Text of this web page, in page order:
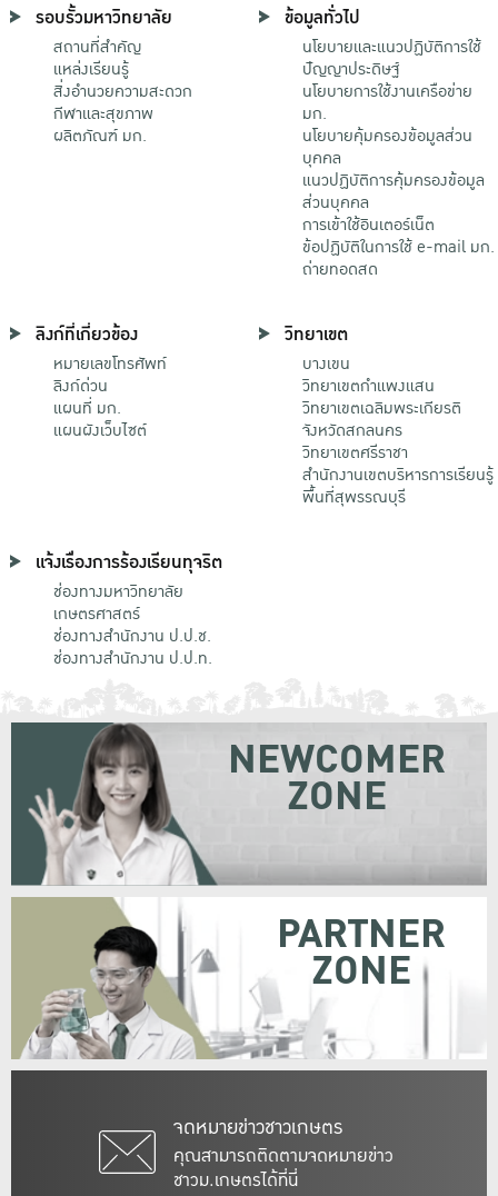
รอบรั้วมหาวิทยาลัย
สถานที่สำคัญ
แหล่งเรียนรู้
สิ่งอำนวยความสะดวก
กีฬาและสุขภาพ
ผลิตภัณฑ์ มก.
ข้อมูลทั่วไป
นโยบายและแนวปฏิบัติการใช้
ปัญญาประดิษฐ์
นโยบายการใช้งานเครือข่าย
มก.
นโยบายคุ้มครองข้อมูลส่วน
บุคคล
แนวปฏิบัติการคุ้มครองข้อมูล
ส่วนบุคคล
การเข้าใช้อินเตอร์เน็ต
ข้อปฏิบัติในการใช้ e-mail มก.
ถ่ายทอดสด
ลิงก์ที่เกี่ยวข้อง
หมายเลขโทรศัพท์
ลิงก์ด่วน
แผนที่ มก.
แผนผังเว็บไซต์
วิทยาเขต
บางเขน
วิทยาเขตกําแพงแสน
วิทยาเขตเฉลิมพระเกียรติ
จังหวัดสกลนคร
วิทยาเขตศรีราชา
สำนักงานเขตบริหารการเรียนรู้
พื้นที่สุพรรณบุรี
แจ้งเรื่องการร้องเรียนทุจริต
ช่องทางมหาวิทยาลัย
เกษตรศาสตร์
ช่องทางสำนักงาน ป.ป.ช.
ช่องทางสำนักงาน ป.ป.ท.
จดหมายข่าวชาวเกษตร
คุณสามารถติดตามจดหมายข่าว
ชาวม.เกษตรได้ที่นี่
NEWCOMER
ZONE
PARTNER
ZONE